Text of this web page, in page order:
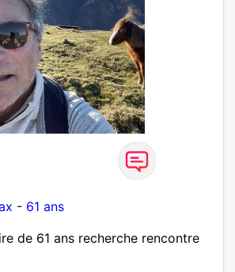
- 61 ans
de 61 ans recherche rencontre